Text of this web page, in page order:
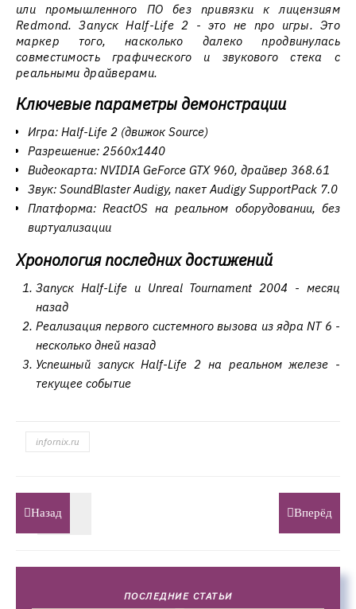
или промышленного ПО без привязки к лицензиям
Redmond. Запуск Half-Life 2 - это не про игры. Это
маркер того, насколько далеко продвинулась
совместимость графического и звукового стека с
реальными драйверами.
Ключевые параметры демонстрации
Игра: Half-Life 2 (движок Source)
Разрешение: 2560x1440
Видеокарта: NVIDIA GeForce GTX 960, драйвер 368.61
Звук: SoundBlaster Audigy, пакет Audigy SupportPack 7.0
Платформа: ReactOS на реальном оборудовании, без
виртуализации
Хронология последних достижений
Запуск Half-Life и Unreal Tournament 2004 - месяц
назад
Реализация первого системного вызова из ядра NT 6 -
несколько дней назад
Успешный запуск Half-Life 2 на реальном железе -
текущее событие
infornix.ru
Назад Вперёд
ПОСЛЕДНИЕ СТАТЬИ